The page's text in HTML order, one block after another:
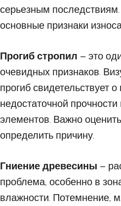
серьезным
основные признаки
Прогиб стропил – это
очевидных признаков.
прогиб свидетельствует о
недостаточной прочности
элементов. Важно
определить причину.
Гниение древесины –
проблема, особенно в
влажности. Потемнение,